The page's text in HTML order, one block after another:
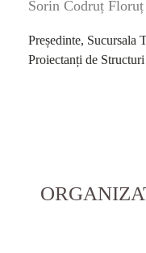
Sorin Codruț Floruț
Președinte, Sucursala
Proiectanți de Structuri